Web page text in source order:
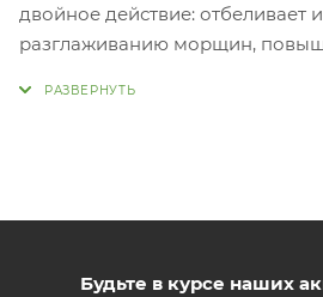
двойное действие: отбеливает
разглаживанию морщин,
сужению пор. Аденозин,
Будьте в курсе наших